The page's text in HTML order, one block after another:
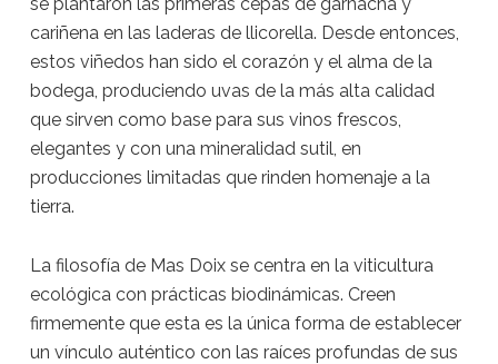
cariñena en las laderas de llicorella. Desde entonces,
estos viñedos han sido el corazón y el alma de la
bodega, produciendo uvas de la más alta calidad
que sirven como base para sus vinos frescos,
elegantes y con una mineralidad sutil, en
producciones limitadas que rinden homenaje a la
tierra.
La filosofía de Mas Doix se centra en la viticultura
ecológica con prácticas biodinámicas. Creen
firmemente que esta es la única forma de establecer
un vínculo auténtico con las raíces profundas de sus